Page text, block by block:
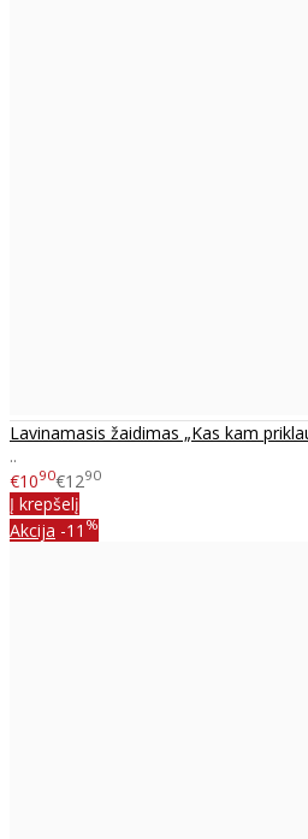
Lavinamasis žaidimas „Kas kam
..
€1090€1290
Į krepšelį
Akcija -11 %